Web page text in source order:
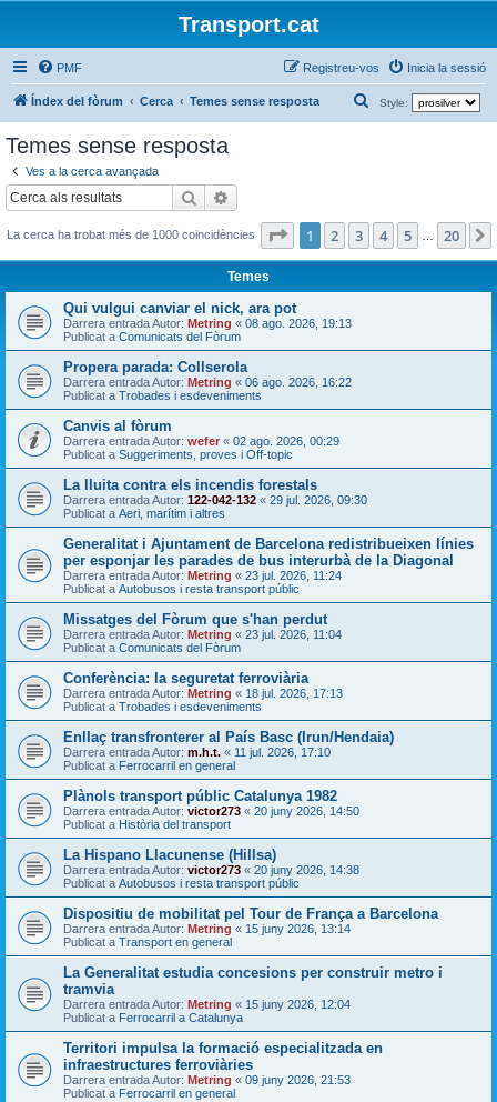
Transport.cat
PMF Inicia la sessió
Registreu-vos
Índex del fòrum Cerca Temes sense resposta Style:
e
Temes sense resposta
Ves a la cerca avançada
Cerca
La cerca ha trobat més de 1000 coincidències Pàgina de 20
1 2 3 4 5 20
Temes
Qui vulgui canviar el nick, ara pot
Darrera entrada Autor: Metring « 08 ago. 2026, 19:13
Publicat a Comunicats del Fòrum
Propera parada: Collserola
Darrera entrada Autor: Metring « 06 ago. 2026, 16:22
Publicat a Trobades i esdeveniments
Canvis al fòrum
Darrera entrada Autor: wefer « 02 ago. 2026, 00:29
Publicat a Suggeriments, proves i Off-topic
La lluita contra els incendis forestals
Darrera entrada Autor: 122-042-132 « 29 jul. 2026, 09:30
Publicat a Aeri, marítim i altres
Generalitat i Ajuntament de Barcelona redistribueixen línies
per esponjar les parades de bus interurbà de la Diagonal
Darrera entrada Autor: Metring « 23 jul. 2026, 11:24
Publicat a Autobusos i resta transport públic
Missatges del Fòrum que s'han perdut
Darrera entrada Autor: Metring « 23 jul. 2026, 11:04
Publicat a Comunicats del Fòrum
Conferència: la seguretat ferroviària
Darrera entrada Autor: Metring « 18 jul. 2026, 17:13
Publicat a Trobades i esdeveniments
Enllaç transfronterer al País Basc (Irun/Hendaia)
Darrera entrada Autor: m.h.t. « 11 jul. 2026, 17:10
Publicat a Ferrocarril en general
Plànols transport públic Catalunya 1982
Darrera entrada Autor: victor273 « 20 juny 2026, 14:50
Publicat a Història del transport
La Hispano Llacunense (Hillsa)
Darrera entrada Autor: victor273 « 20 juny 2026, 14:38
Publicat a Autobusos i resta transport públic
Dispositiu de mobilitat pel Tour de França a Barcelona
Darrera entrada Autor: Metring « 15 juny 2026, 13:14
Publicat a Transport en general
La Generalitat estudia concesions per construir metro i
tramvia
Darrera entrada Autor: Metring « 15 juny 2026, 12:04
Publicat a Ferrocarril a Catalunya
Territori impulsa la formació especialitzada en
infraestructures ferroviàries
Darrera entrada Autor: Metring « 09 juny 2026, 21:53
Publicat a Ferrocarril en general